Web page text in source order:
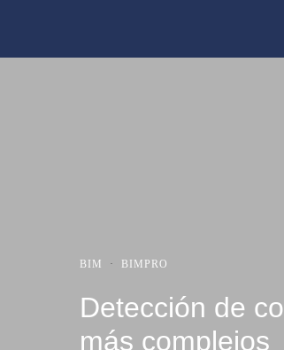
BIM · BIMPRO
Detección de
más complejos